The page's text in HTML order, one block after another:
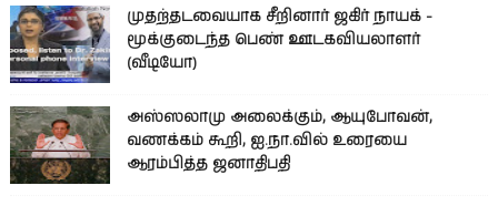
முதற்தடவையாக சீறினார் ஜகிர் நாயக் -
மூக்குடைந்த பெண் ஊடகவியலாளர்
(வீடியோ)
அஸ்ஸலாமு அலைக்கும், ஆயுபோவன்,
வணக்கம் கூறி, ஐ.நா.வில் உரையை
ஆரம்பித்த ஜனாதிபதி